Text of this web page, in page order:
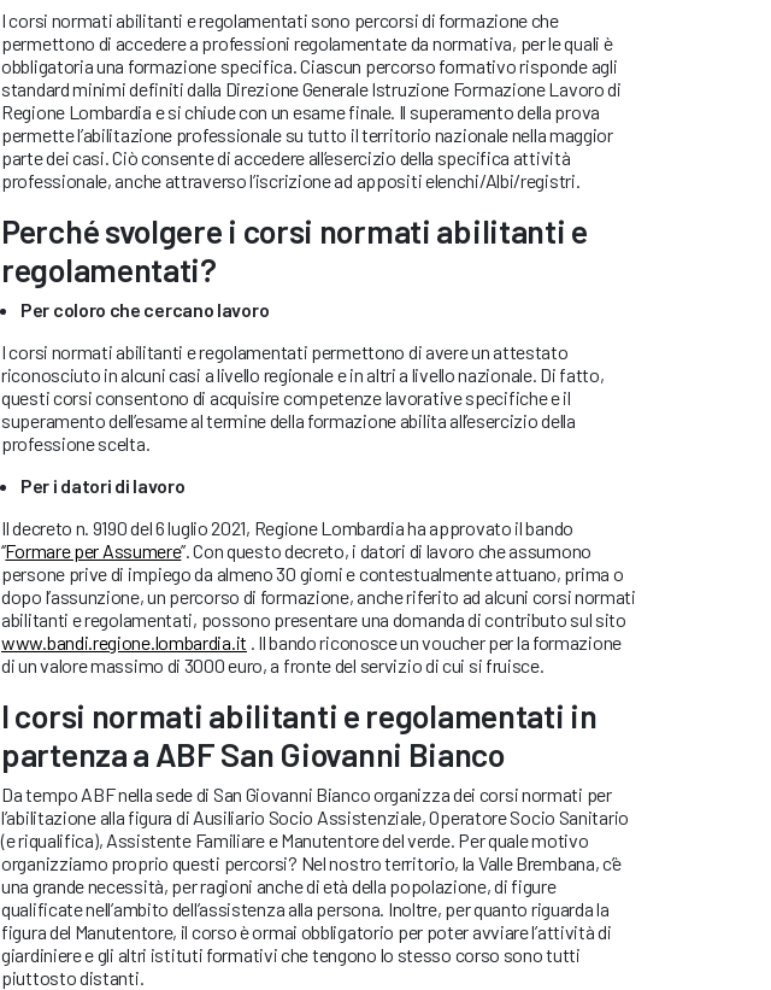
I corsi normati abilitanti e regolamentati sono percorsi di formazione che
permettono di accedere a professioni regolamentate da normativa, per le quali è
obbligatoria una formazione specifica. Ciascun percorso formativo risponde agli
standard minimi definiti dalla Direzione Generale Istruzione Formazione Lavoro di
Regione Lombardia e si chiude con un esame finale. Il superamento della prova
permette l’abilitazione professionale su tutto il territorio nazionale nella maggior
parte dei casi. Ciò consente di accedere all’esercizio della specifica attività
professionale, anche attraverso l’iscrizione ad appositi elenchi/Albi/registri.
Perché svolgere i corsi normati abilitanti e
regolamentati?
Per coloro che cercano lavoro
I corsi normati abilitanti e regolamentati permettono di avere un attestato
riconosciuto in alcuni casi a livello regionale e in altri a livello nazionale. Di fatto,
questi corsi consentono di acquisire competenze lavorative specifiche e il
superamento dell’esame al termine della formazione abilita all’esercizio della
professione scelta.
Per i datori di lavoro
Il decreto n. 9190 del 6 luglio 2021, Regione Lombardia ha approvato il bando
‘’Formare per Assumere’’. Con questo decreto, i datori di lavoro che assumono
persone prive di impiego da almeno 30 giorni e contestualmente attuano, prima o
dopo l’assunzione, un percorso di formazione, anche riferito ad alcuni corsi normati
abilitanti e regolamentati, possono presentare una domanda di contributo sul sito
www.bandi.regione.lombardia.it . Il bando riconosce un voucher per la formazione
di un valore massimo di 3000 euro, a fronte del servizio di cui si fruisce.
I corsi normati abilitanti e regolamentati in
partenza a ABF San Giovanni Bianco
Da tempo ABF nella sede di San Giovanni Bianco organizza dei corsi normati per
l’abilitazione alla figura di Ausiliario Socio Assistenziale, Operatore Socio Sanitario
(e riqualifica), Assistente Familiare e Manutentore del verde. Per quale motivo
organizziamo proprio questi percorsi? Nel nostro territorio, la Valle Brembana, c’è
una grande necessità, per ragioni anche di età della popolazione, di figure
qualificate nell’ambito dell’assistenza alla persona. Inoltre, per quanto riguarda la
figura del Manutentore, il corso è ormai obbligatorio per poter avviare l’attività di
giardiniere e gli altri istituti formativi che tengono lo stesso corso sono tutti
piuttosto distanti.